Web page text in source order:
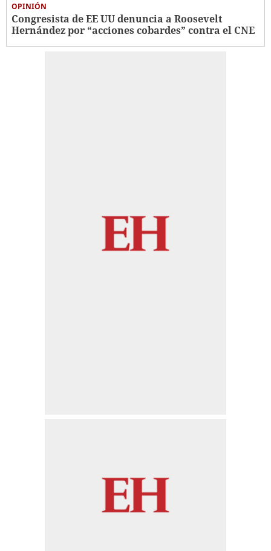
OPINIÓN
Congresista de EE UU denuncia a Roosevelt
Hernández por “acciones cobardes” contra el CNE